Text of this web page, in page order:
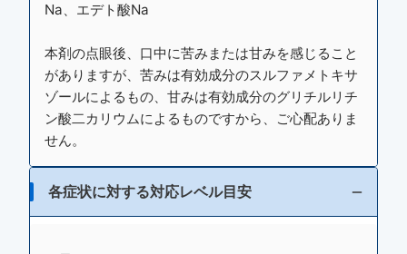
Na、エデト酸Na
本剤の点眼後、口中に苦みまたは甘みを感じること
がありますが、苦みは有効成分のスルファメトキサ
ゾールによるもの、甘みは有効成分のグリチルリチ
ン酸二カリウムによるものですから、ご心配ありま
せん。
各症状に対する対応レベル目安